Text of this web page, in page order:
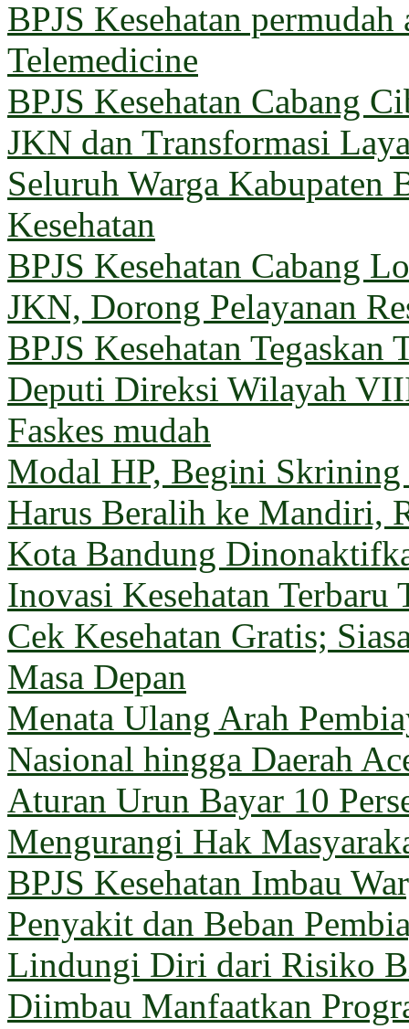
BPJS Kesehatan
Telemedicine
BPJS Kesehatan Cabang
JKN dan Transformasi
Seluruh Warga Kabupaten
Kesehatan
BPJS Kesehatan Cabang
JKN, Dorong Pelayanan
BPJS Kesehatan Tegaskan
Deputi Direksi Wilayah
Faskes mudah
Modal HP, Begini Skrining
Harus Beralih ke Mandiri,
Kota Bandung
Inovasi Kesehatan
Cek Kesehatan Gratis;
Masa Depan
Menata Ulang Arah
Nasional hingga Daerah
Aturan Urun Bayar 10
Mengurangi Hak
BPJS Kesehatan Imbau
Penyakit dan Beban
Lindungi Diri dari Risiko
Diimbau Manfaatkan